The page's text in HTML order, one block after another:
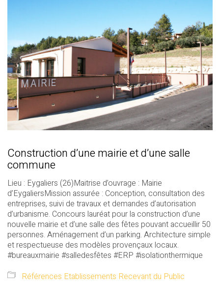
Construction d’une mairie et d’une salle
commune
Lieu : Eygaliers (26)Maitrise d’ouvrage : Mairie
d’EygaliersMission assurée : Conception, consultation des
entreprises, suivi de travaux et demandes d’autorisation
d’urbanisme. Concours lauréat pour la construction d’une
nouvelle mairie et d’une salle des fêtes pouvant accueillir 50
personnes. Aménagement d’un parking. Architecture simple
et respectueuse des modèles provençaux locaux.
#bureauxmairie #salledesfêtes #ERP #isolationthermique
Références Etablissements Recevant du Public